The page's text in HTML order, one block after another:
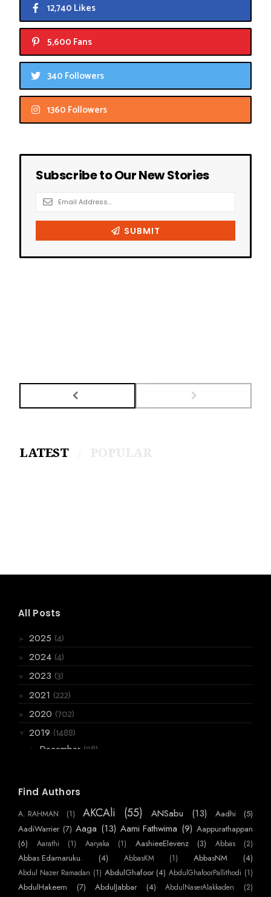
12,740 Likes
5,600 Fans
340 Followers
1360 Followers
LATEST
All Posts
► 2025 (4)
► 2024 (4)
► 2023 (3)
► 2021 (222)
► 2020 (702)
▼ 2019 (1488)
► December (98)
എന്നാലും ഒരു കഷണം കഴിക്ക്‌ പ്ലീസ്..
അരി കയറ്റുമതി
ഓരി.
യിതാരെന്ന് പറഞ്ഞാണ്..
പുതുപ്പെണ്ണും.. ഗുഡ് ഡേ ബിസ്ക്കറ്റും
Find Authors
A. RAHMAN (1) AKCAli (55) ANSabu (13) Aadhi
(5)
AadiWarrier (7) Aaga (13) Aami Fathwima (9) Aappurathappan
(6)
Aarathi (1) Aaryaka (1) AashieeElevenz (3) Abbas (2)
Abbas Edamaruku. (4) AbbasKM (1) AbbasNM (4)
Abdul Nazer Ramadan (1) AbdulGhafoor (4) AbdulGhafoorPallithodi (1)
AbdulHakeem (7) AbdulJabbar (4) AbdulNaserAlakkaden (2)